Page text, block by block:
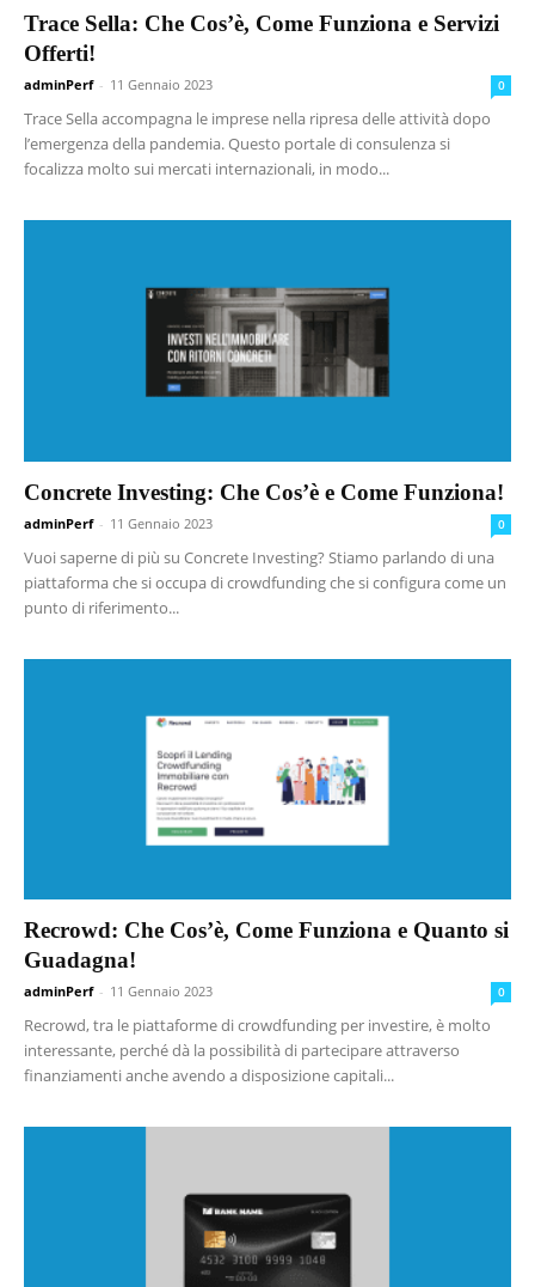
Trace Sella: Che Cos’è, Come Funziona e Servizi
Offerti!
adminPerf - 11 Gennaio 2023 0
Trace Sella accompagna le imprese nella ripresa delle attività dopo
l’emergenza della pandemia. Questo portale di consulenza si
focalizza molto sui mercati internazionali, in modo...
Concrete Investing: Che Cos’è e Come Funziona!
adminPerf - 11 Gennaio 2023 0
Vuoi saperne di più su Concrete Investing? Stiamo parlando di una
piattaforma che si occupa di crowdfunding che si configura come un
punto di riferimento...
Recrowd: Che Cos’è, Come Funziona e Quanto si
Guadagna!
adminPerf - 11 Gennaio 2023 0
Recrowd, tra le piattaforme di crowdfunding per investire, è molto
interessante, perché dà la possibilità di partecipare attraverso
finanziamenti anche avendo a disposizione capitali...